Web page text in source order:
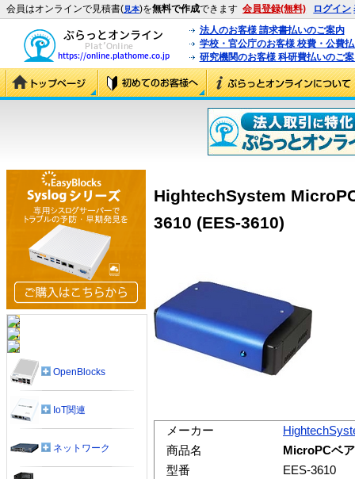
会員はオンラインで見積書(見本)を無料で作成できます 会員登録(無料) ログイン
法人のお客様 請求書払いのご案内
学校・官公庁のお客様 校費・公費
研究機関のお客様 科研費払いのご
HightechSystem
3610 (EES-3610)
メーカー
商品名
MicroPCベ
型番
EES-3610
OpenBlocks
IoT関連
ネットワーク